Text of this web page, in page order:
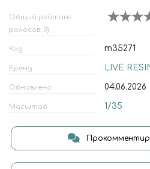
Общий рейтинг
(голосов: 0)
Код m35271
Бренд LIVE
Обновлено 04.06.2026
Масштаб 1/35